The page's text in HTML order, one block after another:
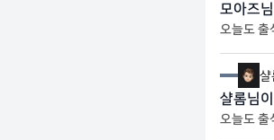
모아즈
오늘도 출
샬
샬롬님
오늘도 출